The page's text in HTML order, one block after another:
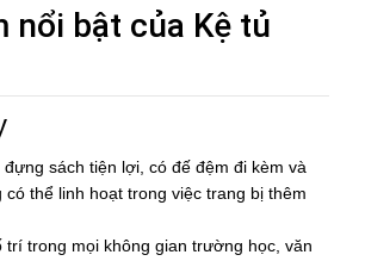
nổi bật của Kệ tủ
đựng sách tiện lợi, có đế đệm đi kèm và
có thể linh hoạt trong việc trang bị thêm
trí trong mọi không gian trường học, văn